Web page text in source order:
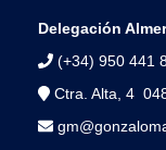
Delegación
(+34) 950 441
Ctra. Alta, 4